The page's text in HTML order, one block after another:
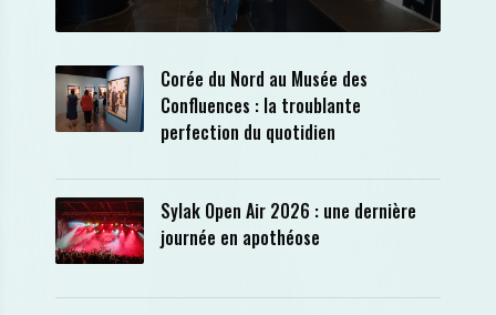
Corée du Nord au Musée des
Confluences : la troublante
perfection du quotidien
Sylak Open Air 2026 : une dernière
journée en apothéose